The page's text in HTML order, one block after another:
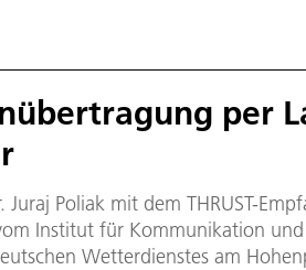
per
Juraj Poliak mit dem THRUST-
Institut für Kommunikation und
Wetterdienstes am